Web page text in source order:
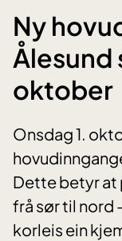
Ny
Ålesund
oktober
Onsdag 1.
Dette betyr at
frå sør til nord
korleis ein